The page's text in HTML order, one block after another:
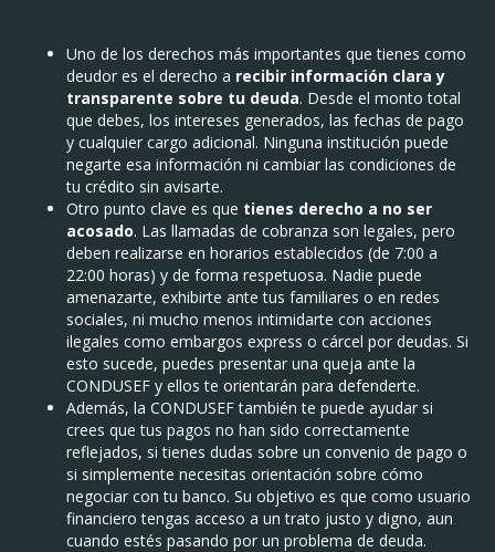
Uno de los derechos más importantes que tienes como
deudor es el derecho a recibir información clara y
transparente sobre tu deuda. Desde el monto total
que debes, los intereses generados, las fechas de pago
y cualquier cargo adicional. Ninguna institución puede
negarte esa información ni cambiar las condiciones de
tu crédito sin avisarte.
Otro punto clave es que tienes derecho a no ser
acosado. Las llamadas de cobranza son legales, pero
deben realizarse en horarios establecidos (de 7:00 a
22:00 horas) y de forma respetuosa. Nadie puede
amenazarte, exhibirte ante tus familiares o en redes
sociales, ni mucho menos intimidarte con acciones
ilegales como embargos express o cárcel por deudas. Si
esto sucede, puedes presentar una queja ante la
CONDUSEF y ellos te orientarán para defenderte.
Además, la CONDUSEF también te puede ayudar si
crees que tus pagos no han sido correctamente
reflejados, si tienes dudas sobre un convenio de pago o
si simplemente necesitas orientación sobre cómo
negociar con tu banco. Su objetivo es que como usuario
financiero tengas acceso a un trato justo y digno, aun
cuando estés pasando por un problema de deuda.